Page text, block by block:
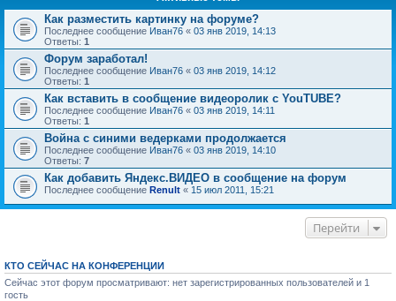
Как разместить картинку на форуме?
Последнее сообщение Иван76 « 03 янв 2019, 14:13
Ответы: 1
Форум заработал!
Последнее сообщение Иван76 « 03 янв 2019, 14:12
Ответы: 1
Как вставить в сообщение видеоролик с YouTUBE?
Последнее сообщение Иван76 « 03 янв 2019, 14:11
Ответы: 1
Война с синими ведерками продолжается
Последнее сообщение Иван76 « 03 янв 2019, 14:10
Ответы: 7
Как добавить Яндекс.ВИДЕО в сообщение на форум
Последнее сообщение Renult « 15 июл 2011, 15:21
Перейти
КТО СЕЙЧАС НА КОНФЕРЕНЦИИ
Сейчас этот форум просматривают: нет зарегистрированных пользователей и 1
гость